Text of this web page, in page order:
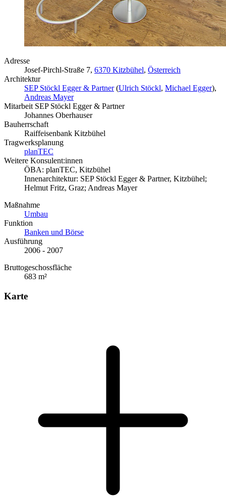
Adresse
Josef-Pirchl-Straße 7, 6370 Kitzbühel, Österreich
Architektur
SEP Stöckl Egger & Partner(Ulrich Stöckl, Michael Egger),
Andreas Mayer
Mitarbeit SEP Stöckl Egger & Partner
Johannes Oberhauser
Bauherrschaft
Raiffeisenbank Kitzbühel
Tragwerksplanung
planTEC
Weitere Konsulent:innen
ÖBA: planTEC, Kitzbühel
Innenarchitektur: SEP Stöckl Egger & Partner, Kitzbühel;
Helmut Fritz, Graz; Andreas Mayer
Maßnahme
Umbau
Funktion
Banken und Börse
Ausführung
2006 - 2007
Bruttogeschossfläche
683 m²
Karte